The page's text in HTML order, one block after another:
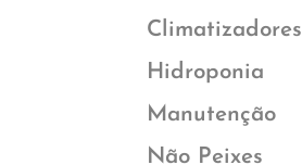
Climatizadores
Hidroponia
Manutenção
Não Peixes